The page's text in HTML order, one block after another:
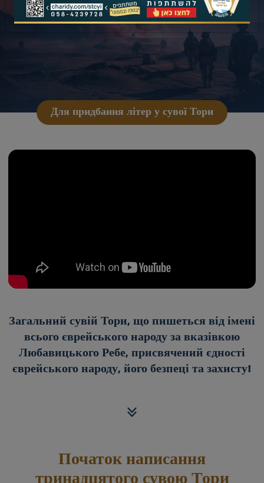
Для придбання літер у сувої Тори
Загальний сувій Тори, що пишеться від імені
всього єврейського народу за вказівкою
Любавицького Ребе, присвячений єдності
єврейського народу, його безпеці та захисту!
Початок написання
тринадцятого сувою Тори